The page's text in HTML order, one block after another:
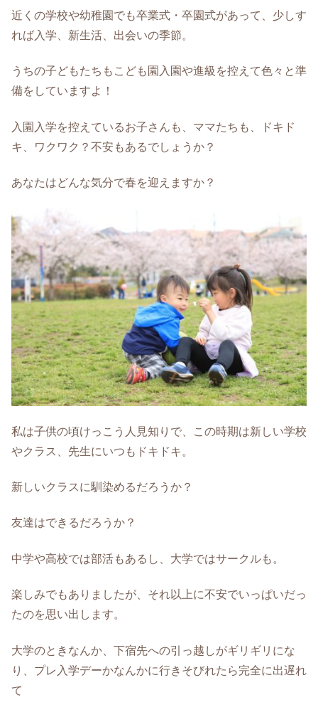
近くの学校や幼稚園でも卒業式・卒園式があって、少しす
れば入学、新生活、出会いの季節。
うちの子どもたちもこども園入園や進級を控えて色々と準
備をしていますよ！
入園入学を控えているお子さんも、ママたちも、ドキド
キ、ワクワク？不安もあるでしょうか？
あなたはどんな気分で春を迎えますか？
私は子供の頃けっこう人見知りで、この時期は新しい学校
やクラス、先生にいつもドキドキ。
新しいクラスに馴染めるだろうか？
友達はできるだろうか？
中学や高校では部活もあるし、大学ではサークルも。
楽しみでもありましたが、それ以上に不安でいっぱいだっ
たのを思い出します。
大学のときなんか、下宿先への引っ越しがギリギリにな
り、プレ入学デーかなんかに行きそびれたら完全に出遅れ
て